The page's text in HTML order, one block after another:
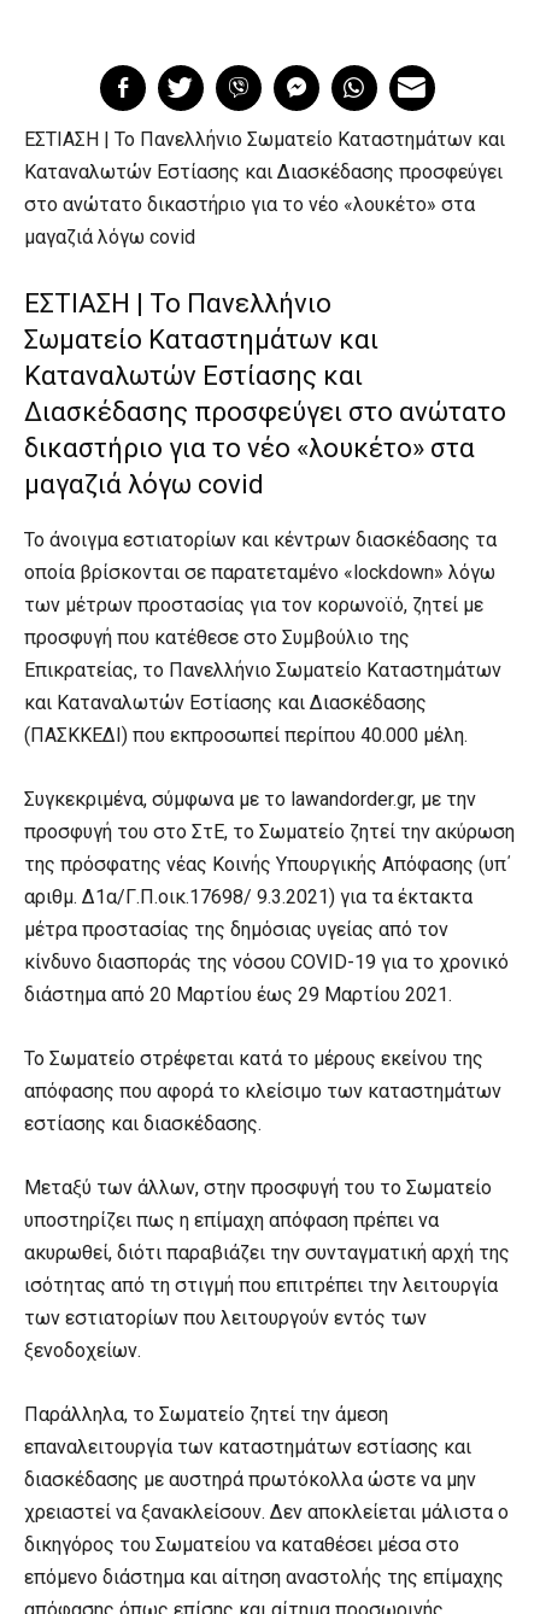
ΕΣΤΙΑΣΗ | To Πανελλήνιο Σωματείο Καταστημάτων και
Καταναλωτών Εστίασης και Διασκέδασης προσφεύγει
στο ανώτατο δικαστήριο για το νέο «λουκέτο» στα
μαγαζιά λόγω covid
ΕΣΤΙΑΣΗ | To Πανελλήνιο
Σωματείο Καταστημάτων και
Καταναλωτών Εστίασης και
Διασκέδασης προσφεύγει στο ανώτατο
δικαστήριο για το νέο «λουκέτο» στα
μαγαζιά λόγω covid
Το άνοιγμα εστιατορίων και κέντρων διασκέδασης τα
οποία βρίσκονται σε παρατεταμένο «lockdown» λόγω
των μέτρων προστασίας για τον κορωνοϊό, ζητεί με
προσφυγή που κατέθεσε στο Συμβούλιο της
Επικρατείας, το Πανελλήνιο Σωματείο Καταστημάτων
και Καταναλωτών Εστίασης και Διασκέδασης
(ΠΑΣΚΚΕΔΙ) που εκπροσωπεί περίπου 40.000 μέλη.
Συγκεκριμένα, σύμφωνα με το lawandorder.gr, με την
προσφυγή του στο ΣτΕ, το Σωματείο ζητεί την ακύρωση
της πρόσφατης νέας Κοινής Υπουργικής Απόφασης (υπ΄
αριθμ. Δ1α/Γ.Π.οικ.17698/ 9.3.2021) για τα έκτακτα
μέτρα προστασίας της δημόσιας υγείας από τον
κίνδυνο διασποράς της νόσου COVID-19 για το χρονικό
διάστημα από 20 Μαρτίου έως 29 Μαρτίου 2021.
Το Σωματείο στρέφεται κατά το μέρους εκείνου της
απόφασης που αφορά το κλείσιμο των καταστημάτων
εστίασης και διασκέδασης.
Μεταξύ των άλλων, στην προσφυγή του το Σωματείο
υποστηρίζει πως η επίμαχη απόφαση πρέπει να
ακυρωθεί, διότι παραβιάζει την συνταγματική αρχή της
ισότητας από τη στιγμή που επιτρέπει την λειτουργία
των εστιατορίων που λειτουργούν εντός των
ξενοδοχείων.
Παράλληλα, το Σωματείο ζητεί την άμεση
επαναλειτουργία των καταστημάτων εστίασης και
διασκέδασης με αυστηρά πρωτόκολλα ώστε να μην
χρειαστεί να ξανακλείσουν. Δεν αποκλείεται μάλιστα ο
δικηγόρος του Σωματείου να καταθέσει μέσα στο
επόμενο διάστημα και αίτηση αναστολής της επίμαχης